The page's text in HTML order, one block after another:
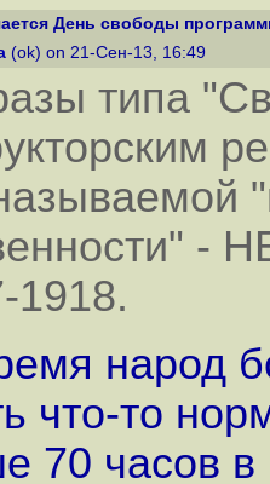
День свободы
(ok) on 21-Сен-13, 16:49
типа
-
1918.
народ
что-то
70 часов